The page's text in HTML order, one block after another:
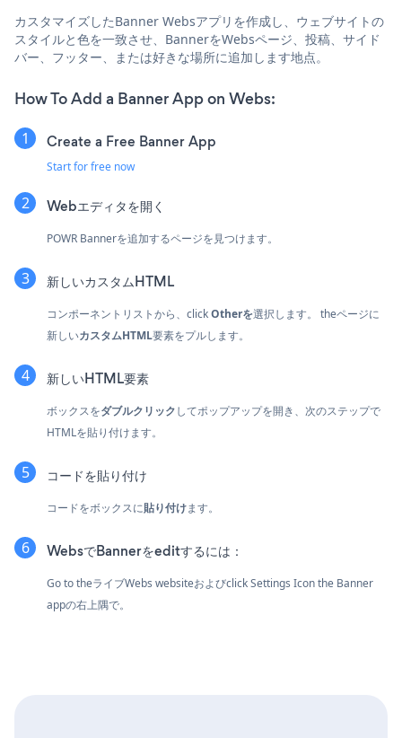
カスタマイズしたBanner Websアプリを作成し、ウェブサイトの
スタイルと色を一致させ、BannerをWebsページ、投稿、サイド
バー、フッター、または好きな場所に追加します地点。
How To Add a Banner App on Webs:
Create a Free Banner App
Start for free now
Webエディタを開く
POWR Bannerを追加するページを見つけます。
新しいカスタムHTML
コンポーネントリストから、clickOtherを選択します。 theページに
新しいカスタムHTML要素をプルします。
新しいHTML要素
ボックスをダブルクリックしてポップアップを開き、次のステップで
HTMLを貼り付けます。
コードを貼り付け
コードをボックスに貼り付けます。
WebsでBannerをeditするには：
Go to theライブWebs websiteおよびclick Settings Iconthe Banner
appの右上隅で。